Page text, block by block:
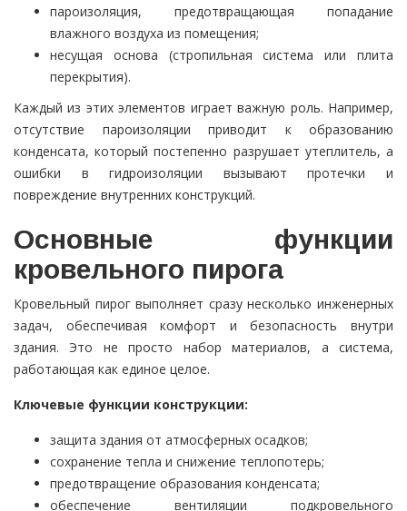
пароизоляция, предотвращающая попадание
влажного воздуха из помещения;
несущая основа (стропильная система или плита
перекрытия).
Каждый из этих элементов играет важную роль. Например,
отсутствие пароизоляции приводит к образованию
конденсата, который постепенно разрушает утеплитель, а
ошибки в гидроизоляции вызывают протечки и
повреждение внутренних конструкций.
Основные функции
кровельного пирога
Кровельный пирог выполняет сразу несколько инженерных
задач, обеспечивая комфорт и безопасность внутри
здания. Это не просто набор материалов, а система,
работающая как единое целое.
Ключевые функции конструкции:
защита здания от атмосферных осадков;
сохранение тепла и снижение теплопотерь;
предотвращение образования конденсата;
обеспечение вентиляции подкровельного